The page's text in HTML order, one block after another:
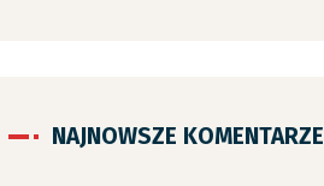
NAJNOWSZE KOMENTARZE